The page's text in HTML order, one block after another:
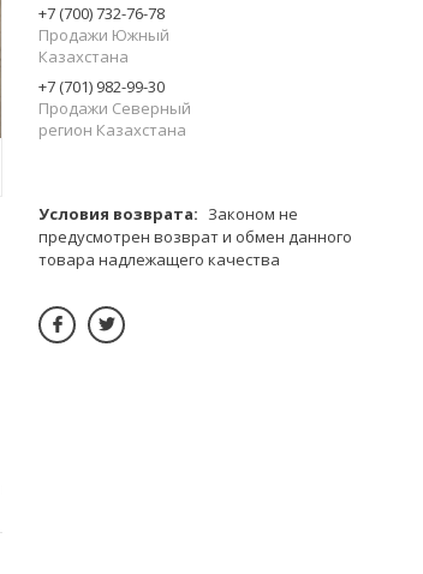
+7 (700) 732-76-78
Продажи Южный
Казахстана
+7 (701) 982-99-30
Продажи Северный
регион Казахстана
Законом не
предусмотрен возврат и обмен данного
товара надлежащего качества